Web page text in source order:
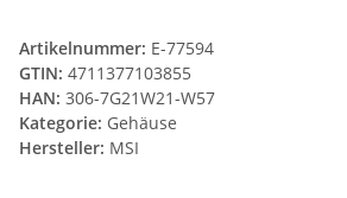
Artikelnummer: E-77594
GTIN: 4711377103855
HAN: 306-7G21W21-W57
Kategorie: Gehäuse
Hersteller: MSI